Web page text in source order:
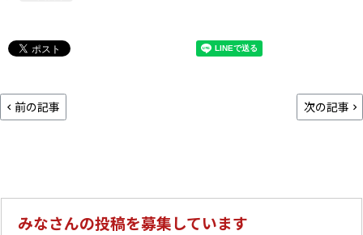
前の記事 次の記事
みなさんの投稿を募集しています